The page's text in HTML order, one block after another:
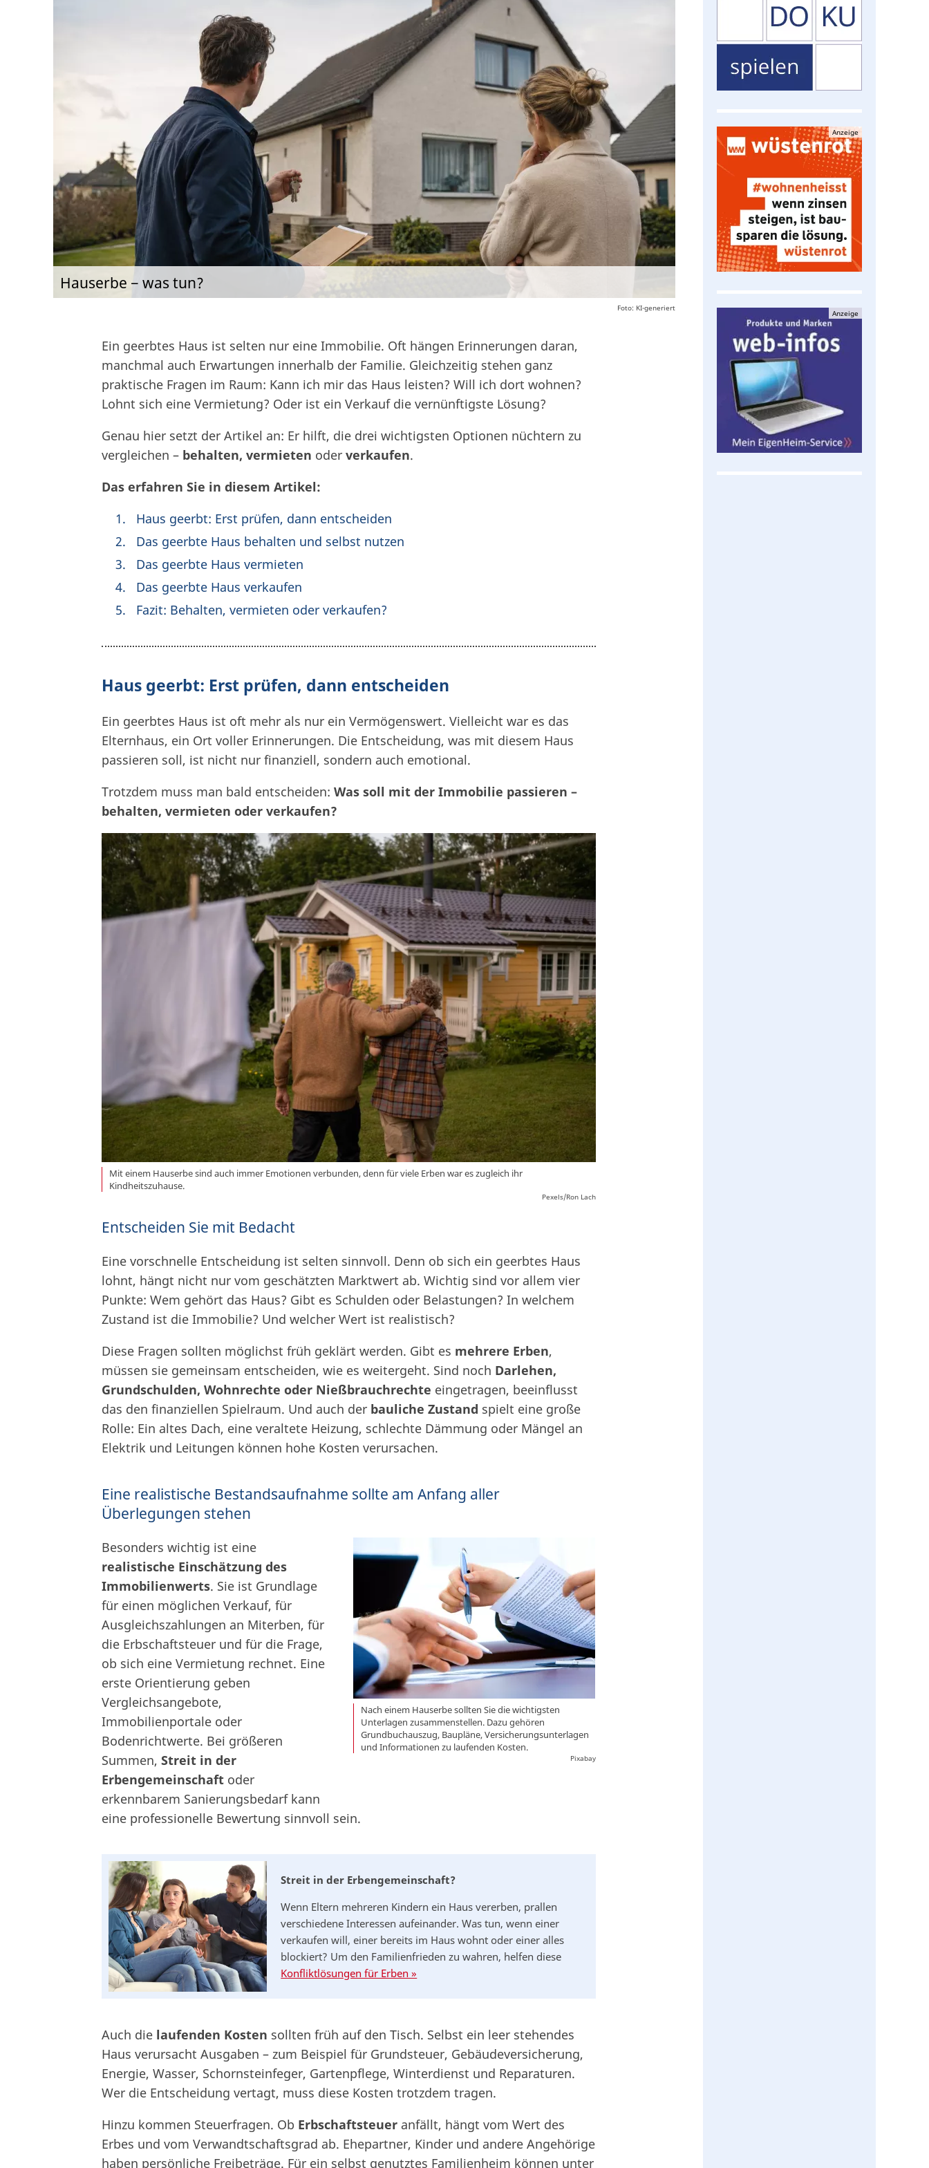
Hauserbe − was tun?
Foto: KI-generiert
Ein geerbtes Haus ist selten nur eine Immobilie. Oft hängen Erinnerungen daran,
manchmal auch Erwartungen innerhalb der Familie. Gleichzeitig stehen ganz
praktische Fragen im Raum: Kann ich mir das Haus leisten? Will ich dort wohnen?
Lohnt sich eine Vermietung? Oder ist ein Verkauf die vernünftigste Lösung?
Genau hier setzt der Artikel an: Er hilft, die drei wichtigsten Optionen nüchtern zu
vergleichen – behalten, vermieten oder verkaufen.
Das erfahren Sie in diesem Artikel:
Haus geerbt: Erst prüfen, dann entscheiden
Das geerbte Haus behalten und selbst nutzen
Das geerbte Haus vermieten
Das geerbte Haus verkaufen
Fazit: Behalten, vermieten oder verkaufen?
Haus geerbt: Erst prüfen, dann entscheiden
Ein geerbtes Haus ist oft mehr als nur ein Vermögenswert. Vielleicht war es das
Elternhaus, ein Ort voller Erinnerungen. Die Entscheidung, was mit diesem Haus
passieren soll, ist nicht nur finanziell, sondern auch emotional.
Trotzdem muss man bald entscheiden: Was soll mit der Immobilie passieren –
behalten, vermieten oder verkaufen?
Mit einem Hauserbe sind auch immer Emotionen verbunden, denn für viele Erben war es zugleich ihr
Kindheitszuhause.
Pexels/Ron Lach
Entscheiden Sie mit Bedacht
Eine vorschnelle Entscheidung ist selten sinnvoll. Denn ob sich ein geerbtes Haus
lohnt, hängt nicht nur vom geschätzten Marktwert ab. Wichtig sind vor allem vier
Punkte: Wem gehört das Haus? Gibt es Schulden oder Belastungen? In welchem
Zustand ist die Immobilie? Und welcher Wert ist realistisch?
Diese Fragen sollten möglichst früh geklärt werden. Gibt es mehrere Erben,
müssen sie gemeinsam entscheiden, wie es weitergeht. Sind noch Darlehen,
Grundschulden, Wohnrechte oder Nießbrauchrechte eingetragen, beeinflusst
das den finanziellen Spielraum. Und auch der bauliche Zustand spielt eine große
Rolle: Ein altes Dach, eine veraltete Heizung, schlechte Dämmung oder Mängel an
Elektrik und Leitungen können hohe Kosten verursachen.
Eine realistische Bestandsaufnahme sollte am Anfang aller
Überlegungen stehen
Nach einem Hauserbe sollten Sie die wichtigsten
Unterlagen zusammenstellen. Dazu gehören
Grundbuchauszug, Baupläne, Versicherungsunterlagen
und Informationen zu laufenden Kosten.
Pixabay
Besonders wichtig ist eine
realistische Einschätzung des
Immobilienwerts. Sie ist Grundlage
für einen möglichen Verkauf, für
Ausgleichszahlungen an Miterben, für
die Erbschaftsteuer und für die Frage,
ob sich eine Vermietung rechnet. Eine
erste Orientierung geben
Vergleichsangebote,
Immobilienportale oder
Bodenrichtwerte. Bei größeren
Summen, Streit in der
Erbengemeinschaft oder
erkennbarem Sanierungsbedarf kann
eine professionelle Bewertung sinnvoll sein.
Streit in der Erbengemeinschaft?
Wenn Eltern mehreren Kindern ein Haus vererben, prallen
verschiedene Interessen aufeinander. Was tun, wenn einer
verkaufen will, einer bereits im Haus wohnt oder einer alles
blockiert? Um den Familienfrieden zu wahren, helfen diese
Konfliktlösungen für Erben »
Auch die laufenden Kosten sollten früh auf den Tisch. Selbst ein leer stehendes
Haus verursacht Ausgaben – zum Beispiel für Grundsteuer, Gebäudeversicherung,
Energie, Wasser, Schornsteinfeger, Gartenpflege, Winterdienst und Reparaturen.
Wer die Entscheidung vertagt, muss diese Kosten trotzdem tragen.
Hinzu kommen Steuerfragen. Ob Erbschaftsteuer anfällt, hängt vom Wert des
Erbes und vom Verwandtschaftsgrad ab. Ehepartner, Kinder und andere Angehörige
haben persönliche Freibeträge. Für ein selbst genutztes Familienheim können unter
Anzeige
Anzeige